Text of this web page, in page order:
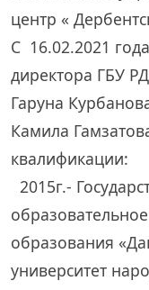
центр «
С 16.02.2021
директора ГБУ
Гаруна
Камила
квалификации:
2015г.-
образования
университет